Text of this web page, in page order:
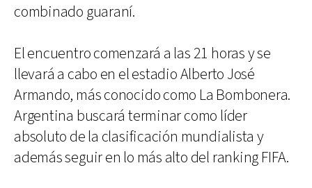
combinado guaraní.
El encuentro comenzará a las 21 horas y se
llevará a cabo en el estadio Alberto José
Armando, más conocido como La Bombonera.
Argentina buscará terminar como líder
absoluto de la clasificación mundialista y
además seguir en lo más alto del ranking FIFA.